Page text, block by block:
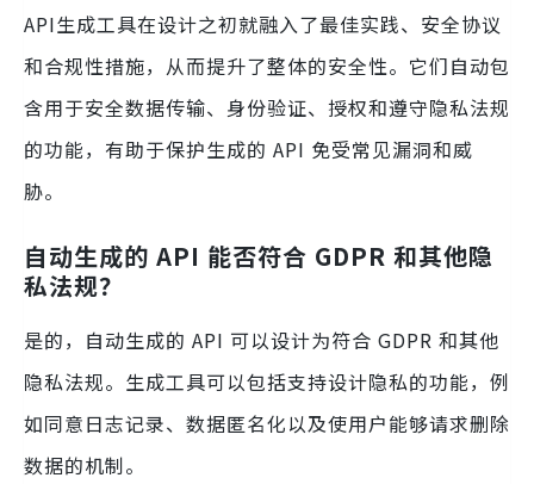
API生成工具在设计之初就融入了最佳实践、安全协议
和合规性措施，从而提升了整体的安全性。它们自动包
含用于安全数据传输、身份验证、授权和遵守隐私法规
的功能，有助于保护生成的 API 免受常见漏洞和威
胁。
自动生成的 API 能否符合 GDPR 和其他隐
私法规？
是的，自动生成的 API 可以设计为符合 GDPR 和其他
隐私法规。生成工具可以包括支持设计隐私的功能，例
如同意日志记录、数据匿名化以及使用户能够请求删除
数据的机制。